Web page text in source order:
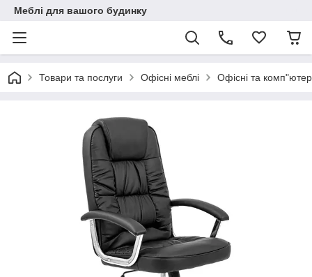
Меблі для вашого будинку
Товари та послуги Офісні меблі Офісні та